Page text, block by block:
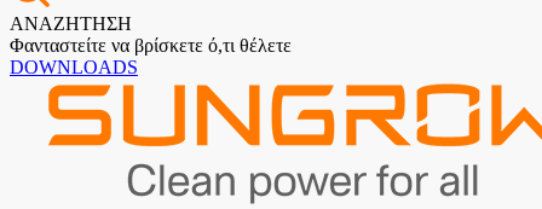
ΑΝΑΖΗΤΗΣΗ
Φανταστείτε να βρίσκετε ό,τι θέλετε
DOWNLOADS